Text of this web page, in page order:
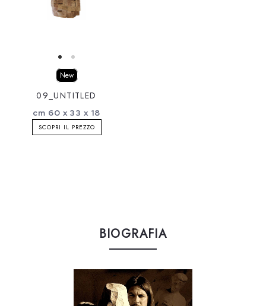
New
09_UNTITLED
cm 60 x 33 x 18
SCOPRI IL PREZZO
BIOGRAFIA